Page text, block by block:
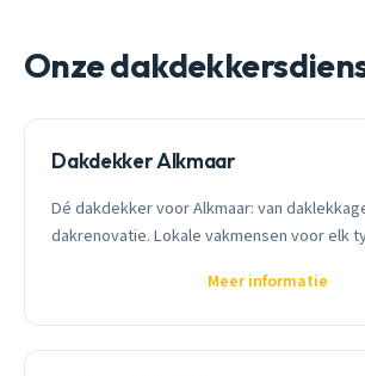
Onze
Dakdekker Alkmaar
Dé dakdekker voor Alkmaar: van
dakrenovatie. Lokale vakmensen voor elk
Meer informatie